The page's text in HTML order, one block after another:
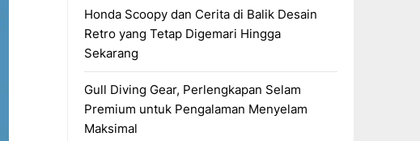
Honda Scoopy dan Cerita di Balik Desain
Retro yang Tetap Digemari Hingga
Sekarang
Gull Diving Gear, Perlengkapan Selam
Premium untuk Pengalaman Menyelam
Maksimal